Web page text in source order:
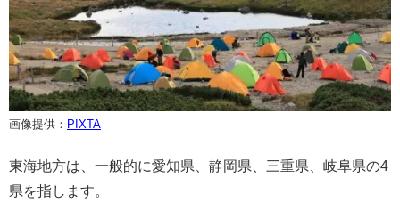
画像提供： PIXTA
東海地方は、一般的に愛知県、静岡県、三重県、岐阜県の4
県を指します。